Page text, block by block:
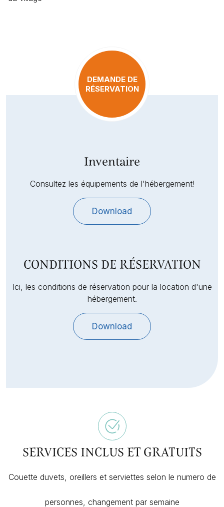
DEMANDE DE
RÉSERVATION
Inventaire
Consultez les équipements de l'hébergement!
Download
CONDITIONS DE RÉSERVATION
Ici, les conditions de réservation pour la location d'une
hébergement.
Download
SERVICES INCLUS ET GRATUITS
Couette duvets, oreillers et serviettes selon le numero de
personnes, changement par semaine